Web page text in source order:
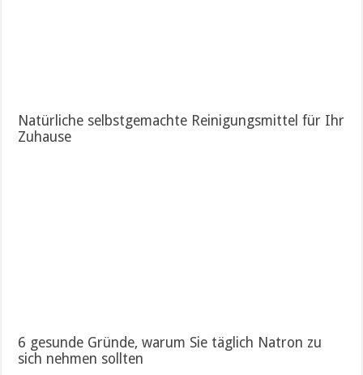
Natürliche selbstgemachte Reinigungsmittel für Ihr
Zuhause
6 gesunde Gründe, warum Sie täglich Natron zu
sich nehmen sollten